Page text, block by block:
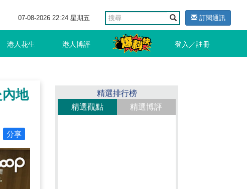
07-08-2026 22:24 星期五 訂閱通訊
港人花生 港人博評 登入／註冊
地
分享
精選排行榜
精選觀點
精選博評